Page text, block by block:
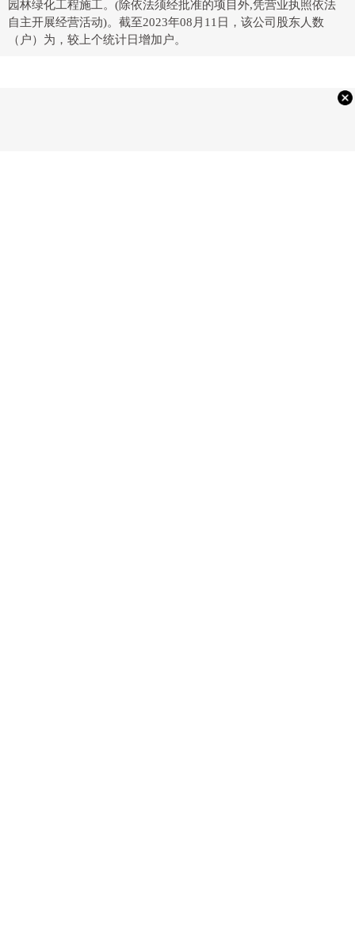
园林绿化工程施工。(除依法须经批准的项目外,凭营业执照依法
自主开展经营活动)。截至2023年08月11日，该公司股东人数
（户）为，较上个统计日增加户。